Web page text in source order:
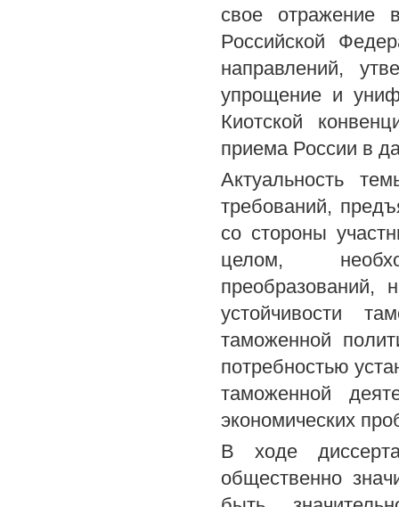
свое отражение
Российской
направлений,
упрощение и
Киотской
приема России в
Актуальность
требований,
со стороны
целом,
преобразований,
устойчивости
таможенной
потребностью
таможенной
экономических
В ходе
общественно